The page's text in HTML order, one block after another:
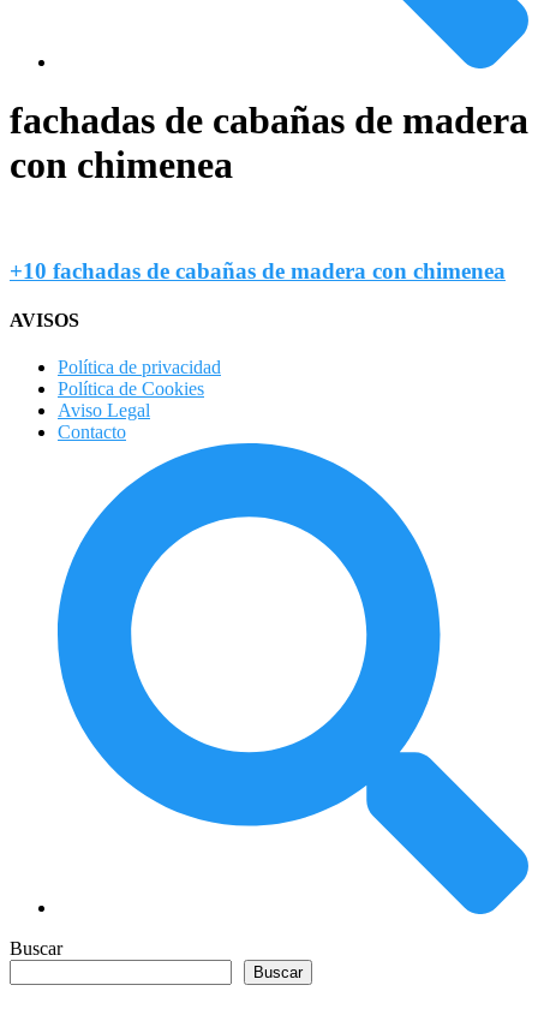
fachadas de cabañas de madera
con chimenea
+10 fachadas de cabañas de madera con chimenea
AVISOS
Política de privacidad
Política de Cookies
Aviso Legal
Contacto
Buscar
Buscar